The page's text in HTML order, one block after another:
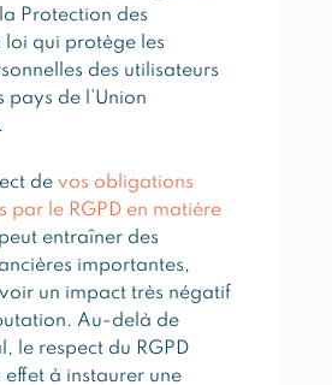
Protection des
loi qui protège les
des utilisateurs
pays de l’Union
de vos obligations
par le RGPD en matière
peut entraîner des
importantes,
un impact très négatif
Au-delà de
le respect du RGPD
effet à instaurer une